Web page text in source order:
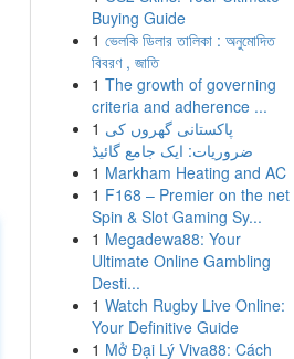
Buying Guide
1 ভেলকি ডিলার তালিকা : অনুমোদিত
বিবরণ , জাতি
1 The growth of governing
criteria and adherence ...
1 پاکستانی گھروں کی
ضروریات: ایک جامع گائیڈ
1 Markham Heating and AC
1 F168 – Premier on the net
Spin & Slot Gaming Sy...
1 Megadewa88: Your
Ultimate Online Gambling
Desti...
1 Watch Rugby Live Online:
Your Definitive Guide
1 Mở Đại Lý Viva88: Cách